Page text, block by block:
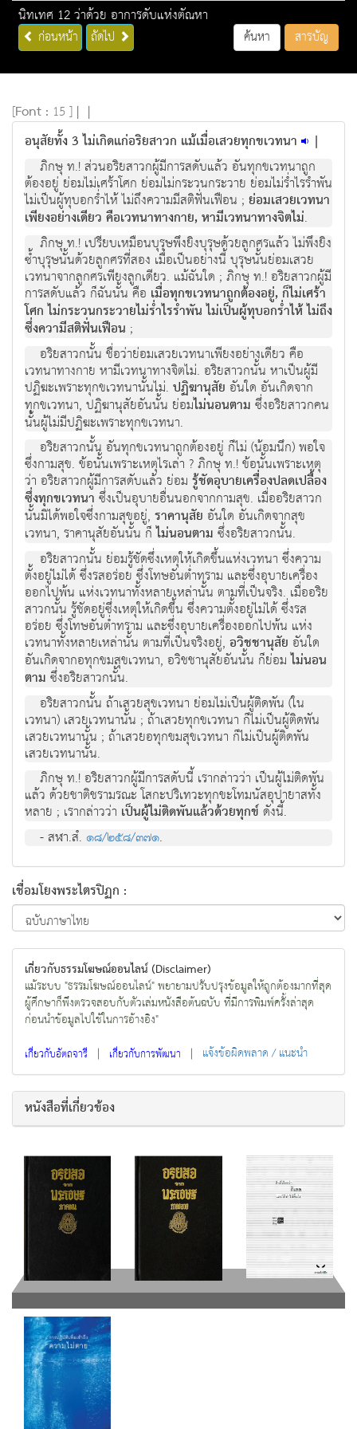
นิทเทศ 12 ว่าด้วย อาการดับแห่งตัณหา
ก่อนหน้า ถัดไป ค้นหา สารบัญ
[Font : 15 ] | |
อนุสัยทั้ง 3 ไม่เกิดแก่อริยสาวก แม้เมื่อเสวยทุกขเวทนา |
ภิกษุ ท.! ส่วนอริยสาวกผู้มีการสดับแล้ว อันทุกขเวทนาถูก
ต้องอยู่ ย่อมไม่เศร้าโศก ย่อมไม่กระวนกระวาย ย่อมไม่ร่ำไรรำพัน
ไม่เป็นผู้ทุบอกร่ำไห้ ไม่ถึงความมีสติฟั่นเฟือน ; ย่อมเสวยเวทนา
เพียงอย่างเดียว คือเวทนาทางกาย, หามีเวทนาทางจิตไม่.
ภิกษุ ท.! เปรียบเหมือนบุรุษพึงยิงบุรุษด้วยลูกศรแล้ว ไม่พึงยิง
ซ้ำบุรุษนั้นด้วยลูกศรที่สอง เมื่อเป็นอย่างนี้ บุรุษนั้นย่อมเสวย
เวทนาจากลูกศรเพียงลูกเดียว. แม้ฉันใด ; ภิกษุ ท.! อริยสาวกผู้มี
การสดับแล้ว ก็ฉันนั้น คือ เมื่อทุกขเวทนาถูกต้องอยู่, ก็ไม่เศร้า
โศก ไม่กระวนกระวายไม่ร่ำไรรำพัน ไม่เป็นผู้ทุบอกร่ำไห้ ไม่ถึง
ซึ่งความีสติฟั่นเฟือน ;
อริยสาวกนั้น ชื่อว่าย่อมเสวยเวทนาเพียงอย่างเดียว คือ
เวทนาทางกาย หามีเวทนาทางจิตไม่. อริยสาวกนั้น หาเป็นผู้มี
ปฏิฆะเพราะทุกขเวทนานั้นไม่. ปฏิฆานุสัย อันใด อันเกิดจาก
ทุกขเวทนา, ปฏิฆานุสัยอันนั้น ย่อมไม่นอนตาม ซึ่งอริยสาวกคน
นั้นผู้ไม่มีปฏิฆะเพราะทุกขเวทนา.
อริยสาวกนั้น อันทุกขเวทนาถูกต้องอยู่ ก็ไม่ (น้อมนึก) พอใจ
ซึ่งกามสุข. ข้อนั้นเพราะเหตุไรเล่า ? ภิกษุ ท.! ข้อนั้นเพราะเหตุ
ว่า อริยสาวกผู้มีการสดับแล้ว ย่อม รู้ชัดอุบายเครื่องปลดเปลื้อง
ซึ่งทุกขเวทนา ซึ่งเป็นอุบายอื่นนอกจากกามสุข. เมื่ออริยสาวก
นั้นมิได้พอใจซึ่งกามสุขอยู่, ราคานุสัย อันใด อันเกิดจากสุข
เวทนา, ราคานุสัยอันนั้น ก็ไม่นอนตาม ซึ่งอริยสาวกนั้น.
อริยสาวกนั้น ย่อมรู้ชัดซึ่งเหตุให้เกิดขึ้นแห่งเวทนา ซึ่งความ
ตั้งอยู่ไม่ได้ ซึ่งรสอร่อย ซึ่งโทษอันต่ำทราม และซึ่งอุบายเครื่อง
ออกไปพ้น แห่งเวทนาทั้งหลายเหล่านั้น ตามที่เป็นจริง. เมื่ออริย
สาวกนั้น รู้ชัดอยู่ซึ่งเหตุให้เกิดขึ้น ซึ่งความตั้งอยู่ไม่ได้ ซึ่งรส
อร่อย ซึ่งโทษอันต่ำทราม และซึ่งอุบายเครื่องออกไปพ้น แห่ง
เวทนาทั้งหลายเหล่านั้น ตามที่เป็นจริงอยู่, อวิชชานุสัย อันใด
อันเกิดจากอทุกขมสุขเวทนา, อวิชชานุสัยอันนั้น ก็ย่อมไม่นอน
ตาม ซึ่งอริยสาวกนั้น.
อริยสาวกนั้น ถ้าเสวยสุขเวทนา ย่อมไม่เป็นผู้ติดพัน (ใน
เวทนา) เสวยเวทนานั้น ; ถ้าเสวยทุกขเวทนา ก็ไม่เป็นผู้ติดพัน
เสวยเวทนานั้น ; ถ้าเสวยอทุกขมสุขเวทนา ก็ไม่เป็นผู้ติดพัน
เสวยเวทนานั้น.
ภิกษุ ท.! อริยสาวกผู้มีการสดับนี้ เรากล่าวว่า เป็นผู้ไม่ติดพัน
แล้ว ด้วยชาติชรามรณะ โสกะปริเทวะทุกขะโทมนัสอุปายาสทั้ง
หลาย ; เรากล่าวว่า เป็นผู้ไม่ติดพันแล้วด้วยทุกข์ดังนี้.
- สฬา.สํ.๑๘/๒๕๘/๓๗๑.
เชื่อมโยงพระไตรปิฏก :
เกี่ยวกับธรรมโฆษณ์ออนไลน์ (Disclaimer)
แม้ระบบ "ธรรมโฆษณ์ออนไลน์" พยายามปรับปรุงข้อมูลให้ถูกต้องมากที่สุด
ผู้ศึกษาก็พึงตรวจสอบกับตัวเล่มหนังสือต้นฉบับ ที่มีการพิมพ์ครั้งล่าสุด
ก่อนนำข้อมูลไปใช้ในการอ้างอิง"
เกี่ยวกับอัตถจารี | เกี่ยวกับการพัฒนา | แจ้งข้อผิดพลาด / แนะนำ
หนังสือที่เกี่ยวข้อง